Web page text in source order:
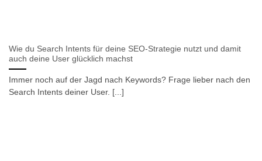
Wie du Search Intents für deine SEO-Strategie nutzt und damit
auch deine User glücklich machst
Immer noch auf der Jagd nach Keywords? Frage lieber nach den
Search Intents deiner User. [...]